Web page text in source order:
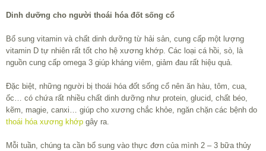
Dinh dưỡng cho người thoái hóa đốt sống cổ
Bổ sung vitamin và chất dinh dưỡng từ hải sản, cung cấp một lượng
vitamin D tự nhiên rất tốt cho hệ xương khớp. Các loại cá hồi, sò, là
nguồn cung cấp omega 3 giúp kháng viêm, giảm đau rất hiệu quả.
Đặc biệt, những người bị thoái hóa đốt sống cổ nên ăn hàu, tôm, cua,
ốc… có chứa rất nhiều chất dinh dưỡng như protein, glucid, chất béo,
kẽm, magie, canxi… giúp cho xương chắc khỏe, ngăn chặn các bệnh do
thoái hóa xương khớp gây ra.
Mỗi tuần, chúng ta cần bổ sung vào thực đơn của mình 2 – 3 bữa thủy